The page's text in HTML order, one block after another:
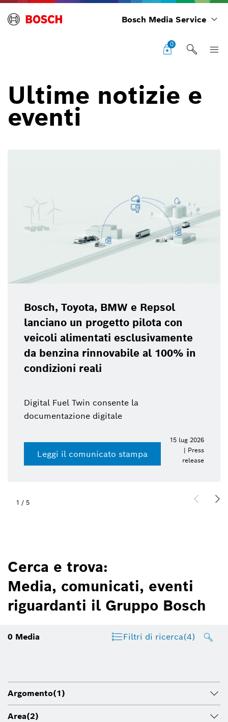
Bosch Media Service
0
Ultime notizie e
eventi
Bosch, Toyota, BMW e Repsol
lanciano un progetto pilota con
veicoli alimentati esclusivamente
da benzina rinnovabile al 100% in
condizioni reali
Digital Fuel Twin consente la
documentazione digitale
Leggi il comunicato stampa
15 lug 2026
| Press
release
1 / 5
Cerca e trova:
Media, comunicati, eventi
riguardanti il Gruppo Bosch
0 Media Filtri di ricerca(4)
Argomento(1)
Area(2)